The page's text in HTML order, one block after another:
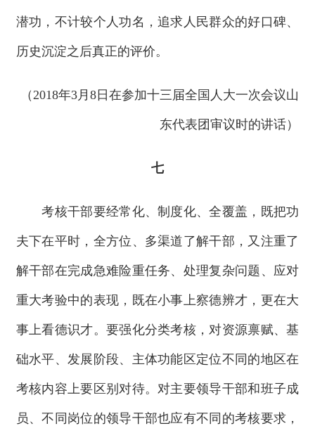
潜功，不计较个人功名，追求人民群众的好口碑、
历史沉淀之后真正的评价。
（2018年3月8日在参加十三届全国人大一次会议山
东代表团审议时的讲话）
七
考核干部要经常化、制度化、全覆盖，既把功
夫下在平时，全方位、多渠道了解干部，又注重了
解干部在完成急难险重任务、处理复杂问题、应对
重大考验中的表现，既在小事上察德辨才，更在大
事上看德识才。要强化分类考核，对资源禀赋、基
础水平、发展阶段、主体功能区定位不同的地区在
考核内容上要区别对待。对主要领导干部和班子成
员、不同岗位的领导干部也应有不同的考核要求，